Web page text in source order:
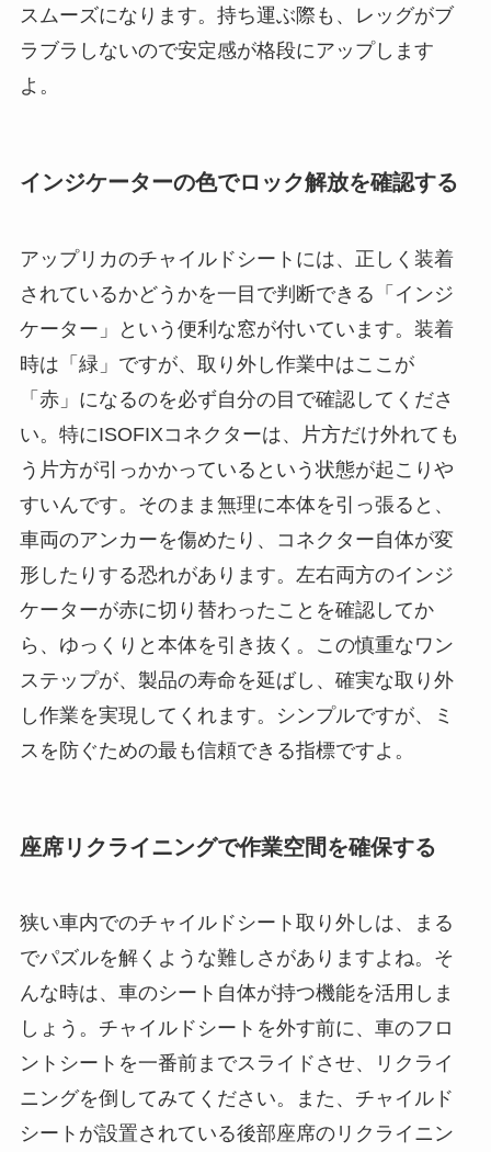
スムーズになります。持ち運ぶ際も、レッグがブ
ラブラしないので安定感が格段にアップします
よ。
インジケーターの色でロック解放を確認する
アップリカのチャイルドシートには、正しく装着
されているかどうかを一目で判断できる「インジ
ケーター」という便利な窓が付いています。装着
時は「緑」ですが、取り外し作業中はここが
「赤」になるのを必ず自分の目で確認してくださ
い。特にISOFIXコネクターは、片方だけ外れても
う片方が引っかかっているという状態が起こりや
すいんです。そのまま無理に本体を引っ張ると、
車両のアンカーを傷めたり、コネクター自体が変
形したりする恐れがあります。左右両方のインジ
ケーターが赤に切り替わったことを確認してか
ら、ゆっくりと本体を引き抜く。この慎重なワン
ステップが、製品の寿命を延ばし、確実な取り外
し作業を実現してくれます。シンプルですが、ミ
スを防ぐための最も信頼できる指標ですよ。
座席リクライニングで作業空間を確保する
狭い車内でのチャイルドシート取り外しは、まる
でパズルを解くような難しさがありますよね。そ
んな時は、車のシート自体が持つ機能を活用しま
しょう。チャイルドシートを外す前に、車のフロ
ントシートを一番前までスライドさせ、リクライ
ニングを倒してみてください。また、チャイルド
シートが設置されている後部座席のリクライニン